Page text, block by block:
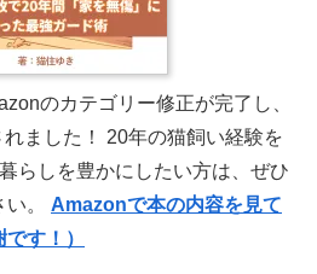
のカテゴリー修正が完了し、
ました！ 20年の猫飼い経験を
らしを豊かにしたい方は、ぜひ
。 Amazonで本の内容を見て
す！）